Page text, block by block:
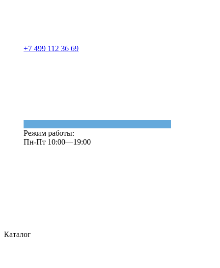
+7 499 112 36 69
Режим работы:
Пн-Пт 10:00—19:00
Каталог